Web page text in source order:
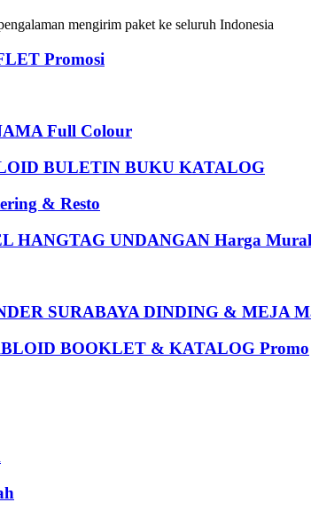
mengirim paket ke seluruh Indonesia
Promosi
Full Colour
BULETIN BUKU KATALOG
& Resto
HANGTAG UNDANGAN Harga
SURABAYA DINDING & MEJA
BOOKLET & KATALOG Promo